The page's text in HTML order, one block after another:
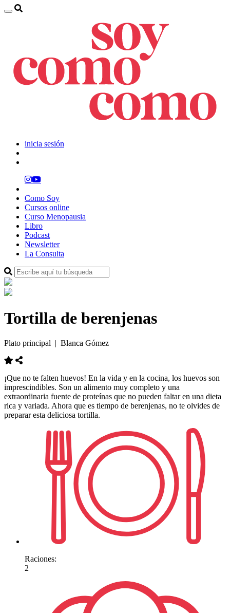
inicia sesión
Como Soy
Cursos online
Curso Menopausia
Libro
Podcast
Newsletter
La Consulta
Tortilla de berenjenas
Plato principal | Blanca Gómez
¡Que no te falten huevos! En la vida y en la cocina, los huevos son
imprescindibles. Son un alimento muy completo y una
extraordinaria fuente de proteínas que no pueden faltar en una dieta
rica y variada. Ahora que es tiempo de berenjenas, no te olvides de
preparar esta deliciosa tortilla.
Raciones:
2